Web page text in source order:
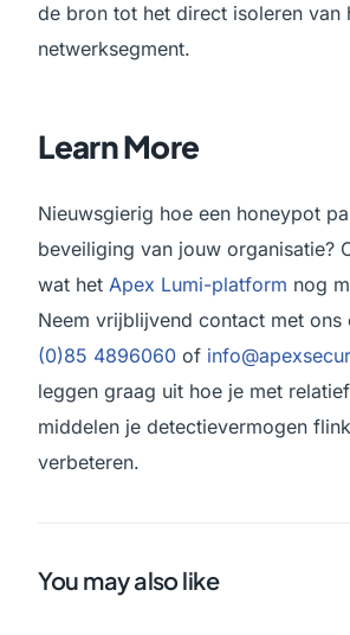
de bron tot het direct isoleren van
netwerksegment.
Learn More
Nieuwsgierig hoe een honeypot
beveiliging van jouw organisatie?
wat hetApex Lumi-platform nog
Neem vrijblijvend contact met ons
(0)85 4896060 of
leggen graag uit hoe je met
middelen je detectievermogen
verbeteren.
You may also like